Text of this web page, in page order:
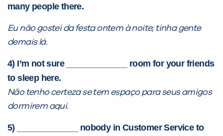
many people there.
Eu não gostei da festa ontem à noite; tinha gente
demais lá.
4) I’m not sure _____________ room for your friends
to sleep here.
Não tenho certeza se tem espaço para seus amigos
dormirem aqui.
5) _____________ nobody in Customer Service to